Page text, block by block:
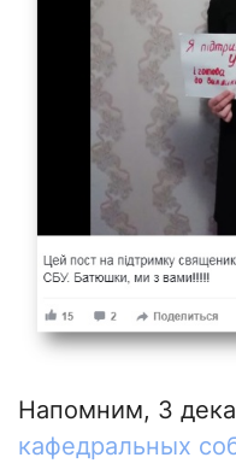
Напомним, 3
кафедральных